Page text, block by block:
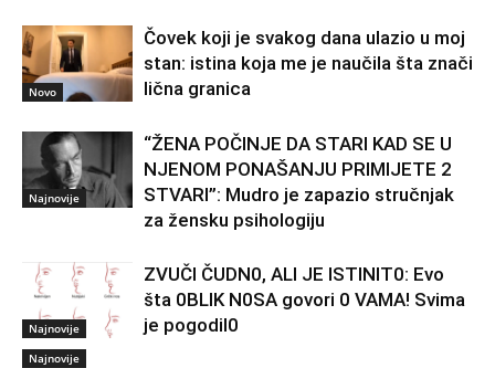
Novo
Čovek koji je svakog dana ulazio u moj
stan: istina koja me je naučila šta znači
lična granica
Najnovije
“ŽENA POČINJE DA STARI KAD SE U
NJENOM PONAŠANJU PRIMIJETE 2
STVARI”: Mudro je zapazio stručnjak
za žensku psihologiju
Najnovije
ZVUČI ČUDN0, ALI JE ISTINIT0: Evo
šta 0BLIK N0SA govori 0 VAMA! Svima
je pogodil0
Najnovije